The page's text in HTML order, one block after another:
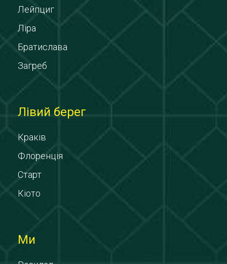
Лейпциг
Ліра
Братислава
Загреб
Лівий берег
Краків
Флоренція
Старт
Кіото
Ми